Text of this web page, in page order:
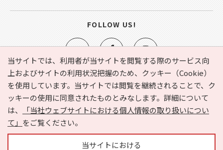
当サイトでは、利用者が当サイトを閲覧する際のサービス向
上およびサイトの利用状況把握のため、クッキー（Cookie）
を使用しています。当サイトでは閲覧を継続されることで、ク
ッキーの使用に同意されたものとみなします。詳細について
は、
「当社ウェブサイトにおける個人情報の取り扱いについ
て」 をご覧ください。
当サイトにおける
e-NAVITA（イーナビタ）とは？ お気に入り
ヘルプ
利用規約
個人情報の取り扱いについて
運営会社
サイトマップ
広告掲載に関するお問い合わせ
FOLLOW US!